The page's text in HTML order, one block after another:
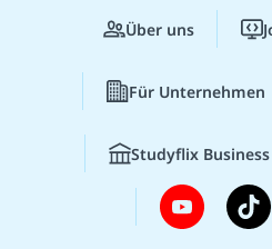
Über uns
Für Unternehmen
Studyflix Business